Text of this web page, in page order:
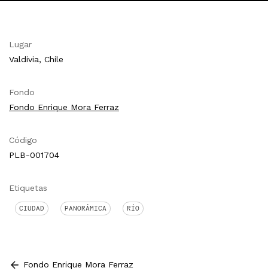
Lugar
Valdivia, Chile
Fondo
Fondo Enrique Mora Ferraz
Código
PLB-001704
Etiquetas
CIUDAD PANORÁMICA RÍO
Fondo Enrique Mora Ferraz